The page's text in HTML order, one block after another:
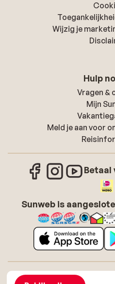
Wijzig je
Hulp
Vragen &
Mijn
Meld je aan voor
Betaal
Sunweb is
Over Sunweb